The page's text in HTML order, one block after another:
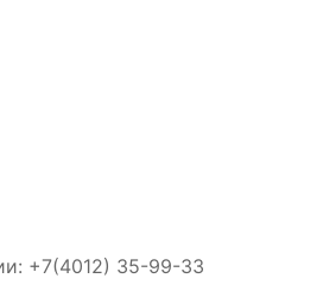
+7(4012) 35-99-33